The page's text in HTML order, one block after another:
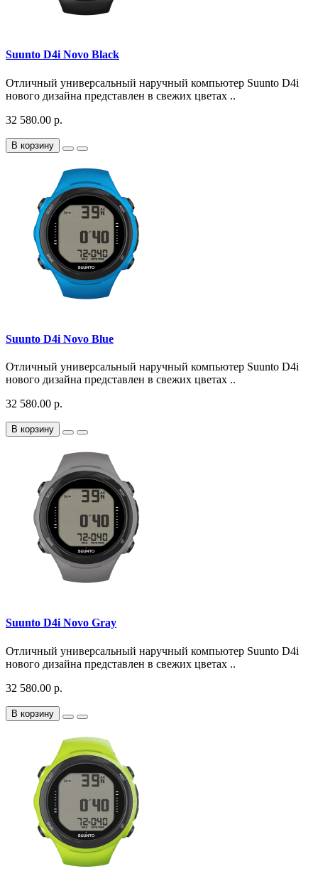
Suunto D4i Novo Black
Отличный универсальный наручный компьютер Suunto D4i
нового дизайна представлен в свежих цветах ..
32 580.00 р.
В корзину
Suunto D4i Novo Blue
Отличный универсальный наручный компьютер Suunto D4i
нового дизайна представлен в свежих цветах ..
32 580.00 р.
В корзину
Suunto D4i Novo Gray
Отличный универсальный наручный компьютер Suunto D4i
нового дизайна представлен в свежих цветах ..
32 580.00 р.
В корзину